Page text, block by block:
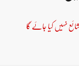
نہیں کیا جائے گا